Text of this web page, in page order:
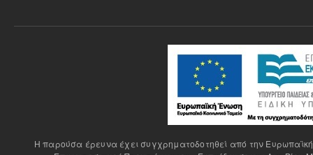
H παρούσα έρευνα έχει συγχρηματοδοτηθεί από την